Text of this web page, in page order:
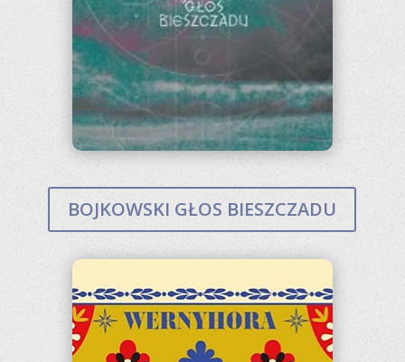
POSŁUCHAJ
BOJKOWSKI GŁOS BIESZCZADU